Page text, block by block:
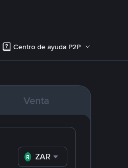
Centro de ayuda P2P
Venta
ZAR